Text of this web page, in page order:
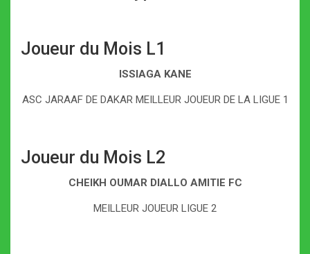
Joueur du Mois L1
ISSIAGA KANE
ASC JARAAF DE DAKAR MEILLEUR JOUEUR DE LA LIGUE 1
Joueur du Mois L2
CHEIKH OUMAR DIALLO AMITIE FC
MEILLEUR JOUEUR LIGUE 2